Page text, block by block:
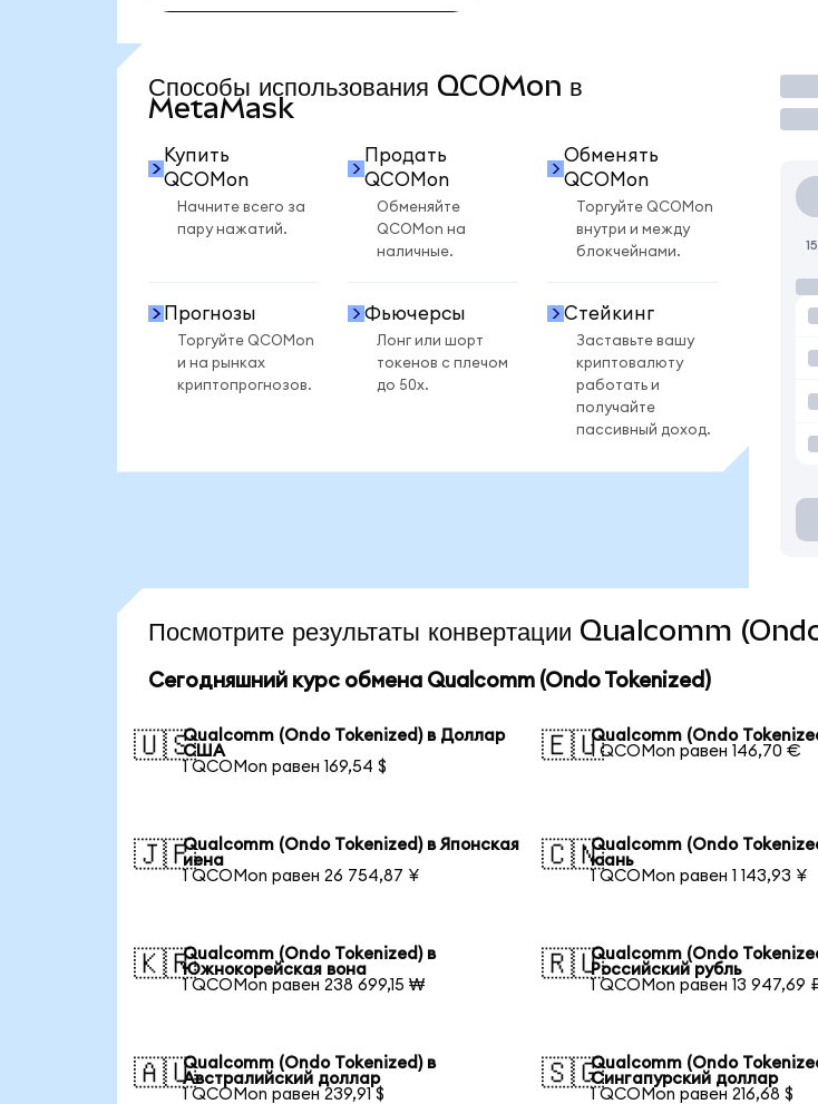
Способы использования QCOMon в
MetaMask
Купить
QCOMon
Начните всего за
пару нажатий.
Продать
QCOMon
Обменяйте
QCOMon на
наличные.
Обменять
QCOMon
Торгуйте QCOMon
внутри и между
блокчейнами.
Прогнозы
Торгуйте QCOMon
и на рынках
криптопрогнозов.
Фьючерсы
Лонг или шорт
токенов с плечом
до 50x.
Стейкинг
Заставьте вашу
криптовалюту
работать и
получайте
пассивный доход.
Посмотрите результаты конвертации Qualcomm
Сегодняшний курс обмена Qualcomm (Ondo Tokenized)
🇺🇸Qualcomm (Ondo Tokenized) в Доллар
США
1 QCOMon равен 169,54 $
🇪🇺Qualcomm (Ondo
1 QCOMon равен 146,70 €
🇯🇵Qualcomm (Ondo Tokenized) в Японская
иена
1 QCOMon равен 26 754,87 ¥
🇨🇳Qualcomm (Ondo
юань
1 QCOMon равен 1 143,93 ¥
🇰🇷Qualcomm (Ondo Tokenized) в
Южнокорейская вона
1 QCOMon равен 238 699,15 ₩
🇷🇺Qualcomm (Ondo
Российский рубль
1 QCOMon равен 13 947,69
🇦🇺Qualcomm (Ondo Tokenized) в
Австралийский доллар
1 QCOMon равен 239,91 $
🇸🇬Qualcomm (Ondo
Сингапурский доллар
1 QCOMon равен 216,68 $